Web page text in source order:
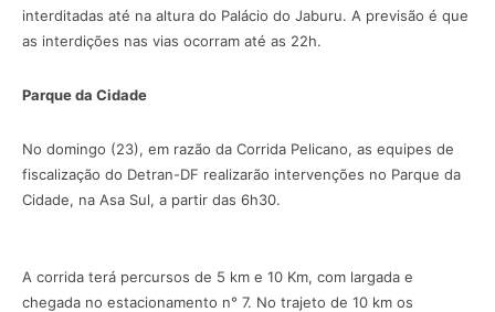
interditadas até na altura do Palácio do Jaburu. A previsão é que
as interdições nas vias ocorram até as 22h.
Parque da Cidade
No domingo (23), em razão da Corrida Pelicano, as equipes de
fiscalização do Detran-DF realizarão intervenções no Parque da
Cidade, na Asa Sul, a partir das 6h30.
A corrida terá percursos de 5 km e 10 Km, com largada e
chegada no estacionamento n° 7. No trajeto de 10 km os